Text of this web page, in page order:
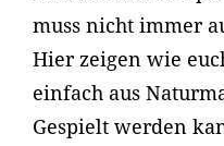
muss nicht immer
Hier zeigen wie
einfach aus
Gespielt werden